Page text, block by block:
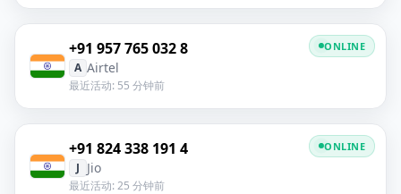
+91 957 765 032 8
A Airtel
最近活动: 55 分钟前
ONLINE
+91 824 338 191 4
J Jio
最近活动: 25 分钟前
ONLINE